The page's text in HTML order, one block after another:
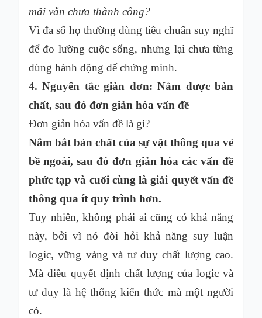
mãi vẫn chưa thành công?
Vì đa số họ thường dùng tiêu chuẩn suy nghĩ
để đo lường cuộc sống, nhưng lại chưa từng
dùng hành động để chứng minh.
4. Nguyên tắc giản đơn: Nắm được bản
chất, sau đó đơn giản hóa vấn đề
Đơn giản hóa vấn đề là gì?
Nắm bắt bản chất của sự vật thông qua vẻ
bề ngoài, sau đó đơn giản hóa các vấn đề
phức tạp và cuối cùng là giải quyết vấn đề
thông qua ít quy trình hơn.
Tuy nhiên, không phải ai cũng có khả năng
này, bởi vì nó đòi hỏi khả năng suy luận
logic, vững vàng và tư duy chất lượng cao.
Mà điều quyết định chất lượng của logic và
tư duy là hệ thống kiến thức mà một người
có.